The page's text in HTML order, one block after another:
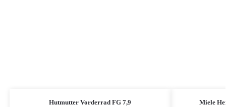
Hutmutter Vorderrad FG 7,9 Miele